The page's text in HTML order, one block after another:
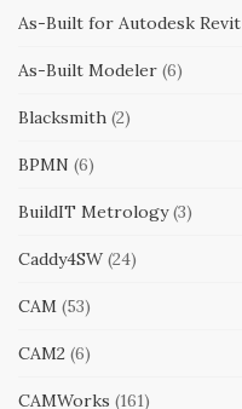
As-Built for Autodesk Revit
As-Built Modeler (6)
Blacksmith (2)
BPMN (6)
BuildIT Metrology(3)
Caddy4SW (24)
CAM (53)
CAM2 (6)
CAMWorks (161)